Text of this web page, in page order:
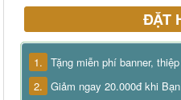
ĐẶT
1. Tặng miễn phí banner,
2. Giảm ngay 20.000đ khi